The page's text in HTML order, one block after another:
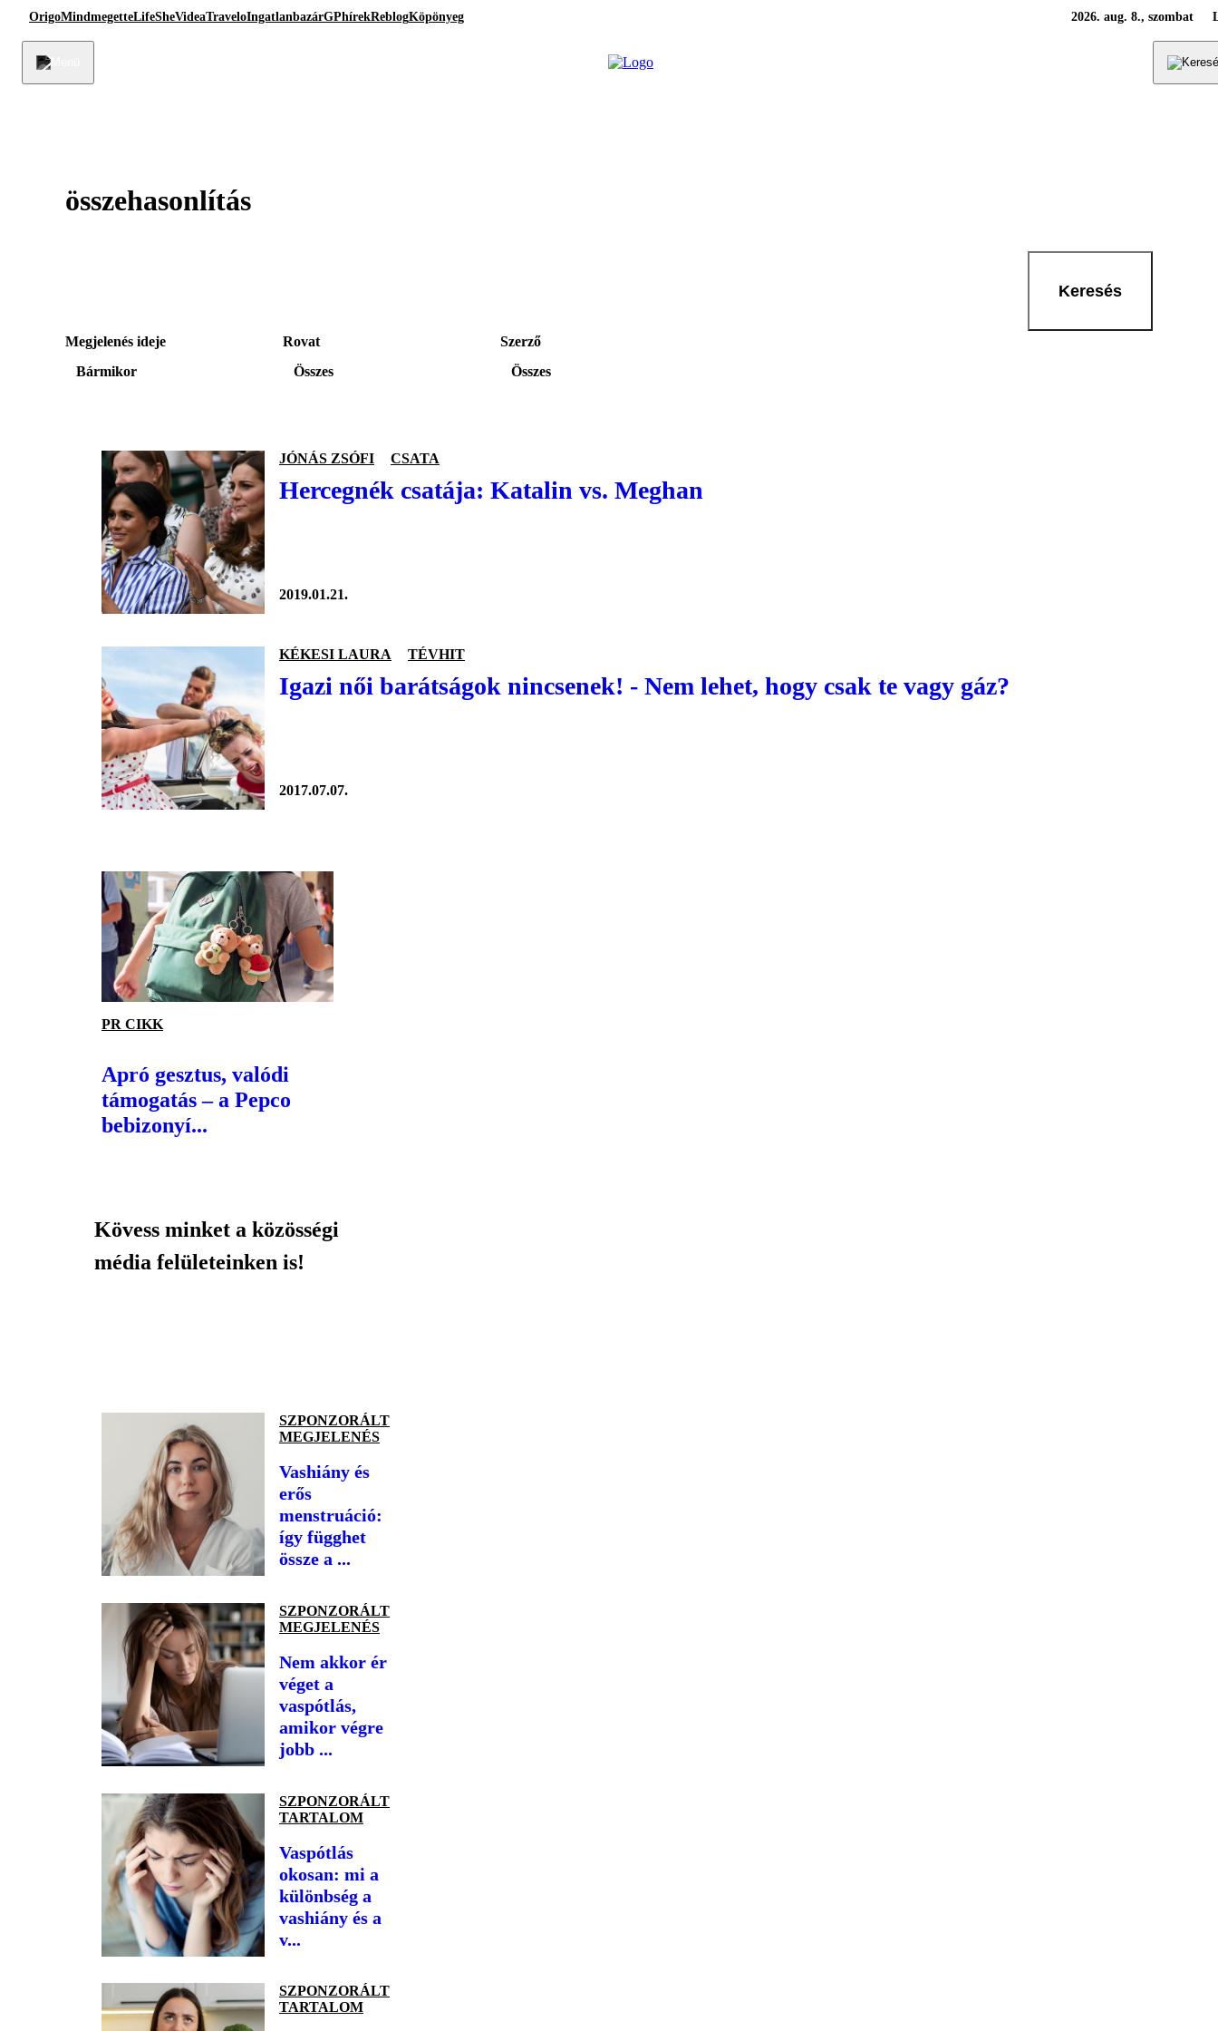
OrigoMindmegetteLifeSheVideaTraveloIngatlanbazárGPhírekReblogKöpönyeg 2026. aug. 8., szombat
összehasonlítás
Keresés
Megjelenés ideje
Bármikor
Rovat
Összes
Szerző
Összes
JÓNÁS ZSÓFI CSATA
Hercegnék csatája: Katalin vs. Meghan
2019.01.21.
KÉKESI LAURA TÉVHIT
Igazi női barátságok nincsenek! - Nem lehet, hogy csak te vagy gáz?
2017.07.07.
PR CIKK
Apró gesztus, valódi
támogatás – a Pepco
bebizonyí...
Kövess minket a közösségi
média felületeinken is!
SZPONZORÁLT
MEGJELENÉS
Vashiány és
erős
menstruáció:
így függhet
össze a ...
SZPONZORÁLT
MEGJELENÉS
Nem akkor ér
véget a
vaspótlás,
amikor végre
jobb ...
SZPONZORÁLT
TARTALOM
Vaspótlás
okosan: mi a
különbség a
vashiány és a
v...
SZPONZORÁLT
TARTALOM